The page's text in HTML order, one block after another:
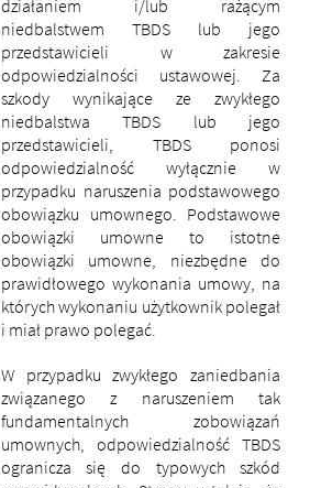
działaniem i/lub rażącym
niedbalstwem TBDS lub jego
przedstawicieli w zakresie
odpowiedzialności ustawowej.
Za
szkody wynikające ze zwykłego
niedbalstwa TBDS lub jego
przedstawicieli, TBDS ponosi
odpowiedzialność wyłącznie w
przypadku naruszenia podstawowego
obowiązku umownego. Podstawowe
obowiązki umowne to istotne
obowiązki umowne, niezbędne do
prawidłowego wykonania umowy, na
których wykonaniu użytkownik polegał
i miał prawo polegać.
W przypadku zwykłego zaniedbania
związanego z naruszeniem tak
fundamentalnych zobowiązań
umownych, odpowiedzialność TBDS
ogranicza się do typowych szkód